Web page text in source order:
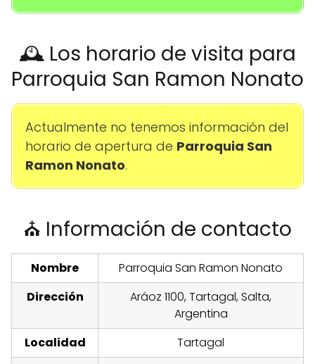
🕰️ Los horario de visita para
Parroquia San Ramon Nonato
Actualmente no tenemos información del
horario de apertura de Parroquia San
Ramon Nonato.
⛪ Información de contacto
Nombre
Parroquia San Ramon Nonato
Dirección
Aráoz 1100, Tartagal, Salta,
Argentina
Localidad
Tartagal